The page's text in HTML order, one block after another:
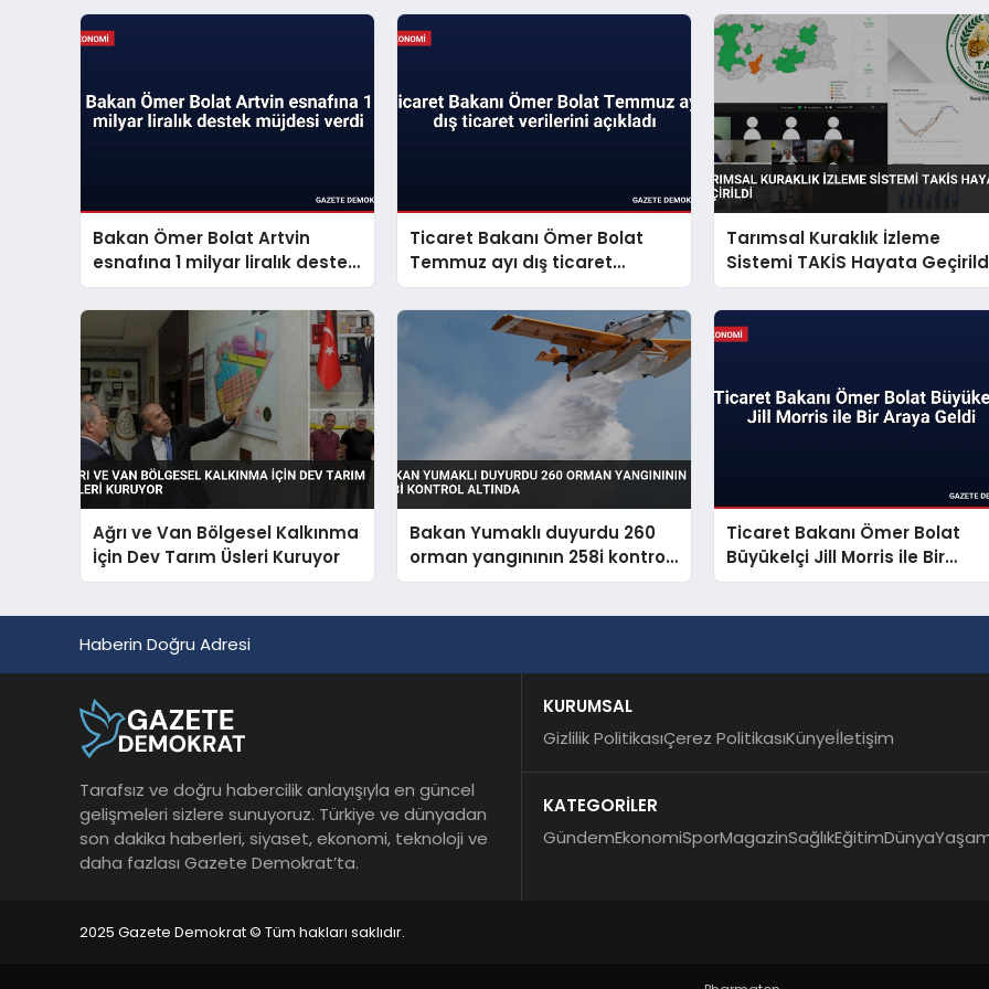
Bakan Ömer Bolat Artvin
esnafına 1 milyar liralık destek
müjdesi verdi
Ticaret Bakanı Ömer Bolat
Temmuz ayı dış ticaret
verilerini açıkladı
Tarımsal Kuraklık İzleme
Sistemi TAKİS Hayata
Ağrı ve Van Bölgesel Kalkınma
İçin Dev Tarım Üsleri Kuruyor
Bakan Yumaklı duyurdu 260
orman yangınının 258i kontrol
altında
Ticaret Bakanı Ömer Bolat
Büyükelçi Jill Morris ile Bir
Araya Geldi
Haberin Doğru Adresi
Tarafsız ve doğru habercilik anlayışıyla en güncel
gelişmeleri sizlere sunuyoruz. Türkiye ve dünyadan
son dakika haberleri, siyaset, ekonomi, teknoloji ve
daha fazlası Gazete Demokrat’ta.
KURUMSAL
Gizlilik PolitikasıÇerez PolitikasıKünyeİletişim
KATEGORİLER
GündemEkonomiSporMagazinSağlıkEğitimDünya
2025 Gazete Demokrat © Tüm hakları saklıdır.